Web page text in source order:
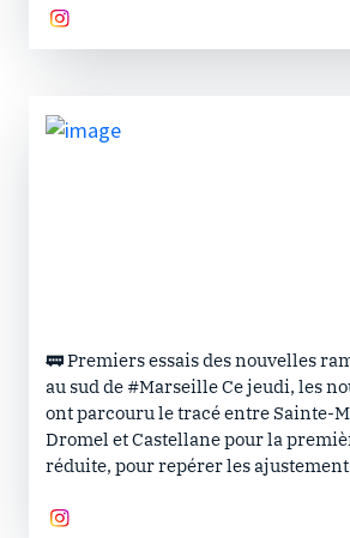
🚃 Premiers essais des nouvelles
au sud de #Marseille Ce jeudi, les
ont parcouru le tracé entre Sainte-
Dromel et Castellane pour la
réduite, pour repérer les